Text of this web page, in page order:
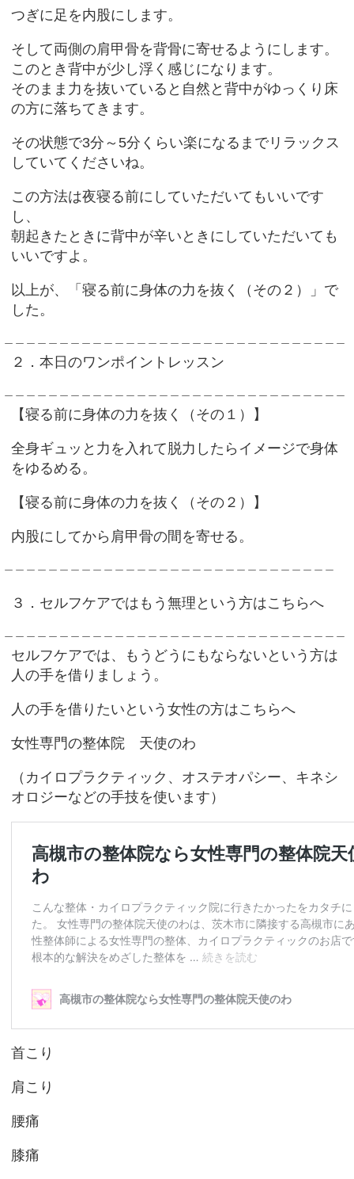
つぎに足を内股にします。
そして両側の肩甲骨を背骨に寄せるようにします。
このとき背中が少し浮く感じになります。
そのまま力を抜いていると自然と背中がゆっくり床
の方に落ちてきます。
その状態で3分～5分くらい楽になるまでリラックス
していてくださいね。
この方法は夜寝る前にしていただいてもいいです
し、
朝起きたときに背中が辛いときにしていただいても
いいですよ。
以上が、「寝る前に身体の力を抜く（その２）」で
した。
２．本日のワンポイントレッスン
【寝る前に身体の力を抜く（その１）】
全身ギュッと力を入れて脱力したらイメージで身体
をゆるめる。
【寝る前に身体の力を抜く（その２）】
内股にしてから肩甲骨の間を寄せる。
３．セルフケアではもう無理という方はこちらへ
セルフケアでは、もうどうにもならないという方は
人の手を借りましょう。
人の手を借りたいという女性の方はこちらへ
女性専門の整体院 天使のわ
（カイロプラクティック、オステオパシー、キネシ
オロジーなどの手技を使います）
首こり
肩こり
腰痛
膝痛